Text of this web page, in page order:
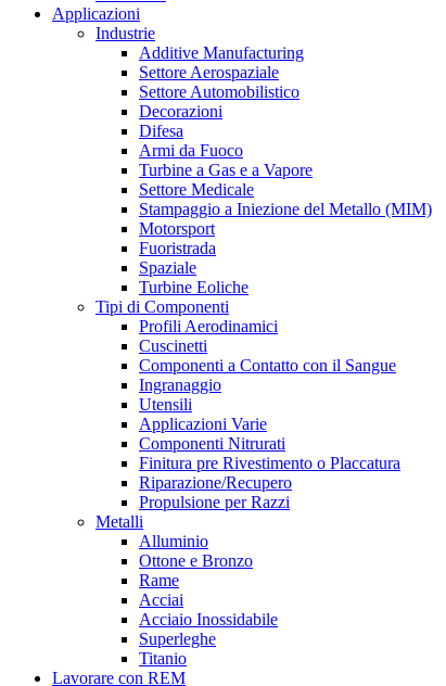
Applicazioni
Industrie
Additive Manufacturing
Settore Aerospaziale
Settore Automobilistico
Decorazioni
Difesa
Armi da Fuoco
Turbine a Gas e a Vapore
Settore Medicale
Stampaggio a Iniezione del Metallo (MIM)
Motorsport
Fuoristrada
Spaziale
Turbine Eoliche
Tipi di Componenti
Profili Aerodinamici
Cuscinetti
Componenti a Contatto con il Sangue
Ingranaggio
Utensili
Applicazioni Varie
Componenti Nitrurati
Finitura pre Rivestimento o Placcatura
Riparazione/Recupero
Propulsione per Razzi
Metalli
Alluminio
Ottone e Bronzo
Rame
Acciai
Acciaio Inossidabile
Superleghe
Titanio
Lavorare con REM